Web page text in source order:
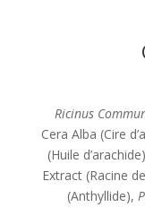
Ricinus
Cera Alba (Cire
(Huile
Extract (Racine
(Anthyllide),